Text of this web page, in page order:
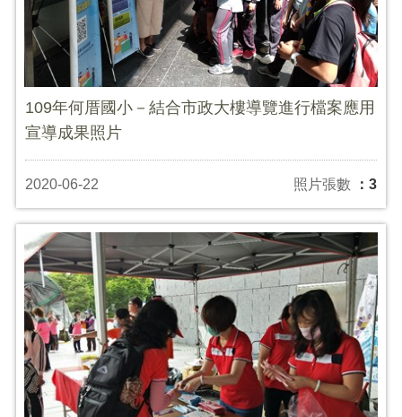
109年何厝國小－結合市政大樓導覽進行檔案應用
宣導成果照片
2020-06-22 照片張數 ：3